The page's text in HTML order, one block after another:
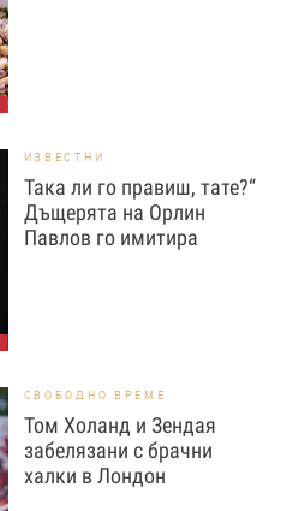
ИЗВЕСТНИ
Така ли го правиш, тате?“
Дъщерята на Орлин
Павлов го имитира
СВОБОДНО ВРЕМЕ
Том Холанд и Зендая
забелязани с брачни
халки в Лондон